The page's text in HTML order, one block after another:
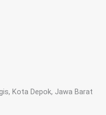
Kota Depok, Jawa Barat